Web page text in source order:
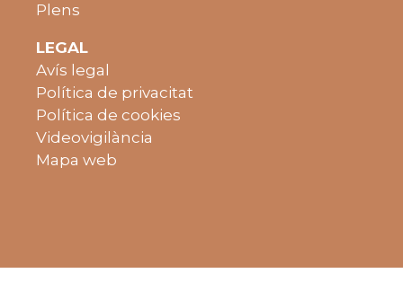
Plens
LEGAL
Avís legal
Política de privacitat
Política de cookies
Videovigilància
Mapa web